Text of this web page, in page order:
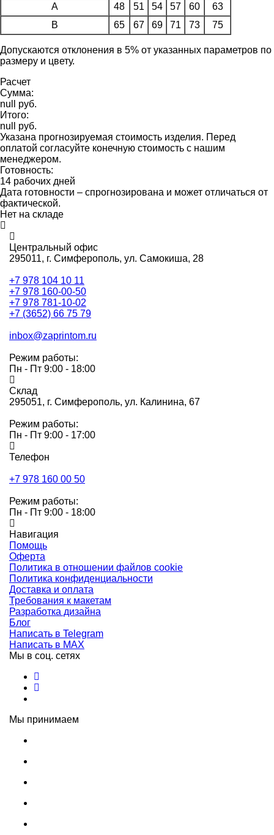
A
48 51 54 57 60
63
B
65 67 69 71 73 75
Допускаются отклонения в 5% от указанных параметров по
размеру и цвету.
Расчет
Сумма:
null руб.
Итого:
null руб.
Указана прогнозируемая стоимость изделия. Перед
оплатой согласуйте конечную стоимость с нашим
менеджером.
Готовность:
14 рабочих дней
Дата готовности – спрогнозирована и может отличаться от
фактической.
Нет на складе
Центральный офис
295011, г. Симферополь, ул. Самокиша, 28
+7 978 104 10 11
+7 978 160-00-50
+7 978 781-10-02
+7 (3652) 66 75 79
inbox@zaprintom.ru
Режим работы:
Пн - Пт 9:00 - 18:00
Склад
295051, г. Симферополь, ул. Калинина, 67
Режим работы:
Пн - Пт 9:00 - 17:00
Телефон
+7 978 160 00 50
Режим работы:
Пн - Пт 9:00 - 18:00
Навигация
Помощь
Оферта
Политика в отношении файлов cookie
Политика конфиденциальности
Доставка и оплата
Требования к макетам
Разработка дизайна
Блог
Написать в Telegram
Написать в MAX
Мы в соц. сетях
Мы принимаем